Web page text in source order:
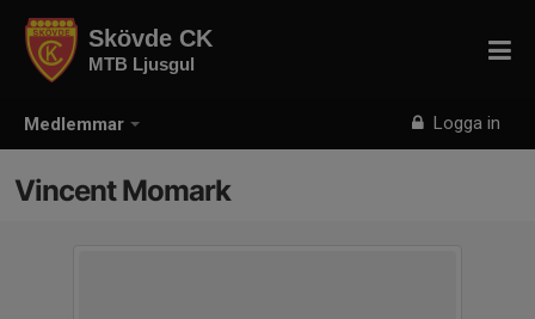
Medlemmar Logga in
Skövde CK
MTB Ljusgul
Vincent Momark